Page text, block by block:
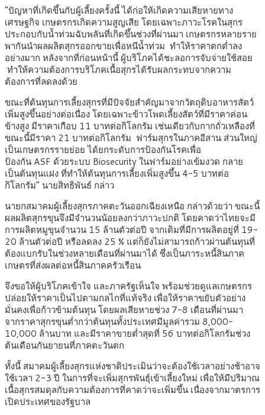
“ปัญหาที่เกิดขึ้นกับผู้เลี้ยงครั้งนี้ ได้ก่อให้เกิดความเสียหายทาง
เศรษฐกิจ เกษตรกรเกิดความสูญเสีย โดยเฉพาะภาวะโรคในสุกร
ประกอบกับน้ำท่วมฉับพลันที่เกิดขึ้นช่วงที่ผ่านมา เกษตรกรหลายราย
พากันนำผลผลิตสุกรออกขายเพื่อหนีน้ำท่วม ทำให้ราคาตกต่ำลง
อย่างมาก หลังจากที่ก่อนหน้านี้ ผู้บริโภคได้ชะลอการจับจ่ายใช้สอย
ทำให้ความต้องการบริโภคเนื้อสุกรได้รับผลกระทบจากความ
ต้องการที่ลดลงด้วย
ขณะที่ต้นทุนการเลี้ยงสุกรที่มีปัจจัยสำคัญมาจากวัตถุดิบอาหารสัตว์
เพิ่มสูงขึ้นอย่างต่อเนื่อง โดยเฉพาะข้าวโพดเลี้ยงสัตว์ที่มีราคาค่อน
ข้างสูง มีราคาเกือบ 11 บาทต่อกิโลกรัม เช่นเดียวกับกากถั่วเหลืองที่
ขณะนี้มีราคา 21 บาทต่อกิโลกรัม ฟาร์มสุกรในภาคอีสาน ส่วนใหญ่
เป็นเกษตรกรรายย่อย ได้ยกระดับการป้องกันโรคเพื่อ
ป้องกัน ASF ด้วยระบบ Biosecurity ในฟาร์มอย่างเข้มงวด กลาย
เป็นต้นทุนแฝง ที่ทำให้ต้นทุนการเลี้ยงเพิ่มสูงขึ้น 4-5 บาทต่อ
กิโลกรัม” นายสิทธิพันธ์ กล่าว
นายกสมาคมผู้เลี้ยงสุกรภาคตะวันออกเฉียงเหนือ กล่าวด้วยว่า ขณะนี้
ผลผลิตสุกรขุนจึงมีจำนวนน้อยลงกว่าภาวะปกติ โดยคาดว่าไทยจะมี
การผลิตหมูขุนจำนวน 15 ล้านตัวต่อปี จากเดิมที่มีการผลิตอยู่ที่ 19-
20 ล้านตัวต่อปี หรือลดลง 25 % แต่ก็ยังไม่สามารถก้าวผ่านต้นทุนที่
ต้องแบกรับในช่วงหลายเดือนที่ผ่านมาได้ ซึ่งเป็นภาระหนี้สินภาค
เกษตรที่ส่งผลต่อหนี้สินภาคครัวเรือน
จึงขอให้ผู้บริโภคเข้าใจ และภาครัฐเห็นใจ พร้อมช่วยดูแลเกษตรกร
ปล่อยให้ราคาเป็นไปตามกลไกที่แท้จริง เพื่อให้ราคาขยับตัวอย่าง
มั่นคงเพื่อก้าวข้ามต้นทุน โดยผลเสียหายช่วง 7-8 เดือนที่ผ่านมา
จากราคาสุกรขุนต่ำกว่าต้นทุนทั้งประเทศมีมูลค่ารวม 8,000-
10,000 ล้านบาท และมีราคาขายต่ำสุดที่ 56 บาทต่อกิโลกรัมช่วง
ต้นเดือนกันยายนที่ภาคตะวันตก
ทั้งนี้ สมาคมผู้เลี้ยงสุกรแห่งชาติประเมินว่าจะต้องใช้เวลาอย่างช้าอาจ
ใช้เวลา 2-3 ปี ในการที่จะเพิ่มสุกรพันธุ์เข้าเลี้ยงใหม่ เพื่อให้มีปริมาณ
เนื้อสุกรสมดุลกับความต้องการที่คาดว่าจะเพิ่มขึ้น เนื่องจากมาตรการ
เปิดประเทศของรัฐบาล